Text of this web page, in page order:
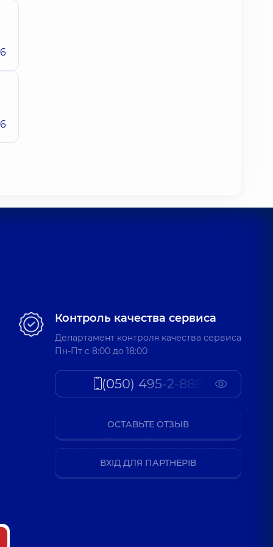
Контроль качества сервиса
Департамент контроля качества сервиса
Пн-Пт c 8:00 до 18:00
(050) 495-2-888
ОСТАВЬТЕ ОТЗЫВ
ВХІД ДЛЯ ПАРТНЕРІВ